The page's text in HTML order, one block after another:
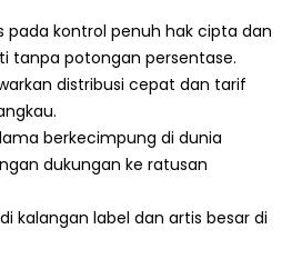
pada kontrol penuh hak cipta dan
tanpa potongan persentase.
distribusi cepat dan tarif
berkecimpung di dunia
dukungan ke ratusan
kalangan label dan artis besar di